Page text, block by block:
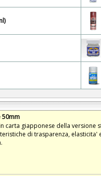
50mm
carta giapponese della versione
di trasparenza, elasticita'